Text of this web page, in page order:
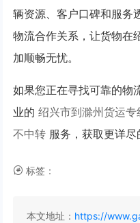
辆资源、客户口碑和服务
物流合作关系，让货物在
加顺畅无忧。
如果您正在寻找可靠的物
业的绍兴市到滁州货运专
不中转 服务，获取更详尽
标签：
本文地址： https://